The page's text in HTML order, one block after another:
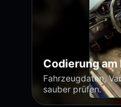
Codierung am
Fahrzeugdaten,
sauber prüfen.